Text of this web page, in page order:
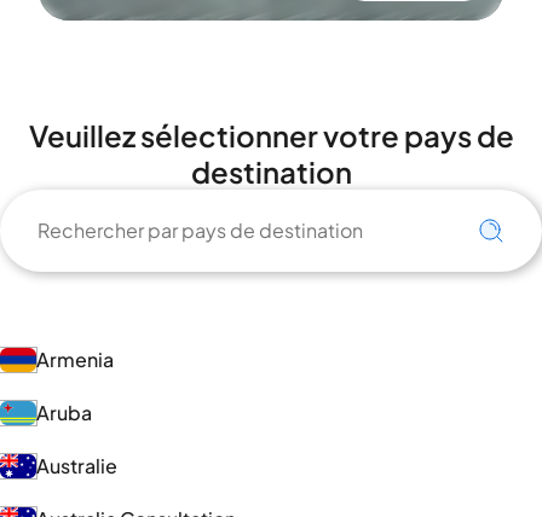
Veuillez sélectionner votre pays de
destination
Armenia
Aruba
Australie